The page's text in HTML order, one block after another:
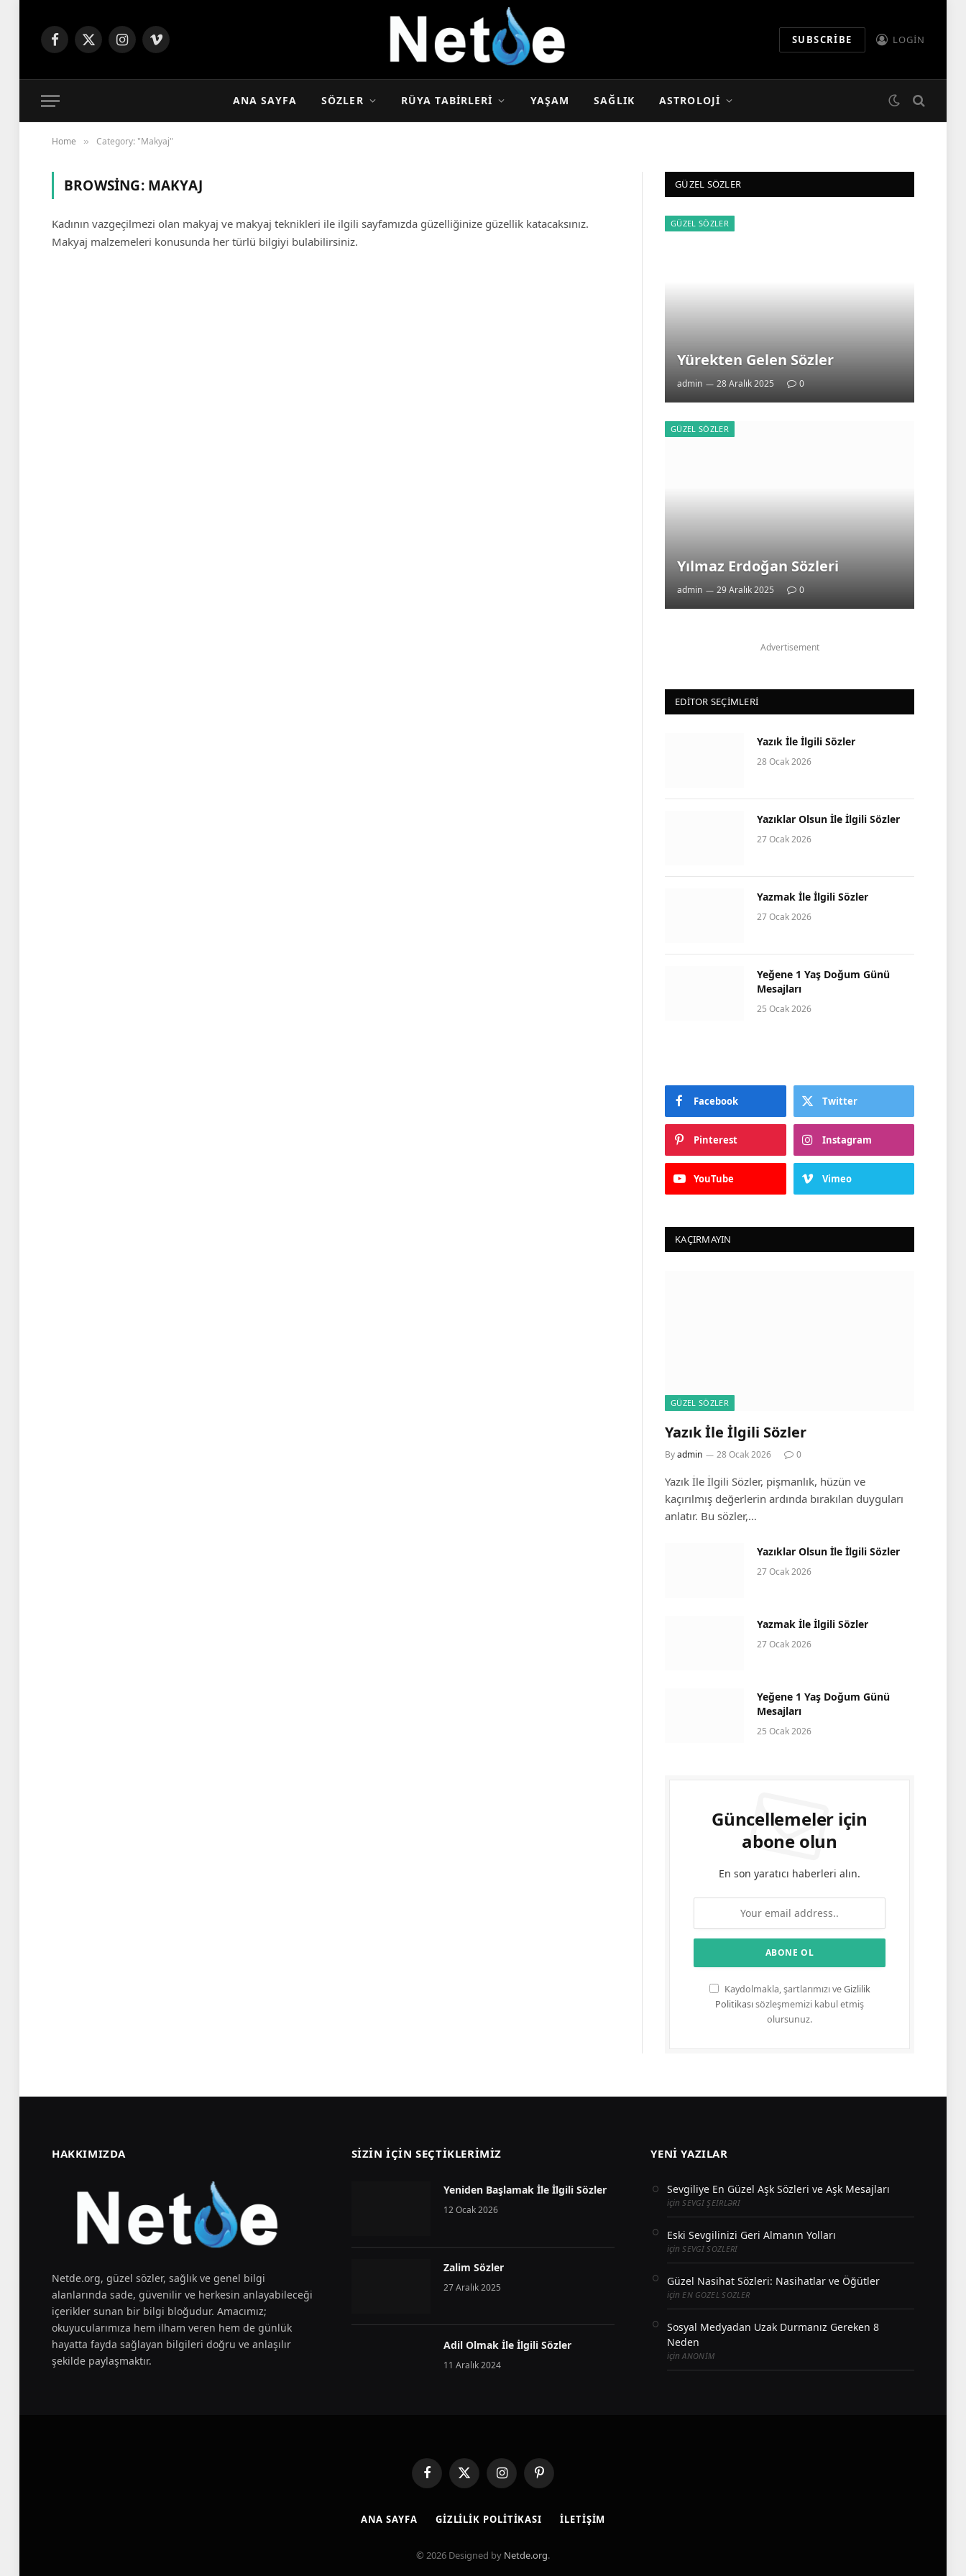
Facebook
X
Instagram
Vimeo SUBSCRIBE LOGIN
ANA SAYFA SÖZLER RÜYA TABIRLERI YAŞAM SAĞLIK ASTROLOJI
Home » Category: "Makyaj"
BROWSING: MAKYAJ
Kadının vazgeçilmezi olan makyaj ve makyaj teknikleri ile ilgili sayfamızda güzelliğinize güzellik katacaksınız.
Makyaj malzemeleri konusunda her türlü bilgiyi bulabilirsiniz.
GÜZEL SÖZLER
GÜZEL SÖZLER
Yürekten Gelen Sözler
admin 28 Aralık 2025 0
GÜZEL SÖZLER
Yılmaz Erdoğan Sözleri
admin 29 Aralık 2025 0
Advertisement
EDITOR SEÇIMLERI
Yazık İle İlgili Sözler
28 Ocak 2026
Yazıklar Olsun İle İlgili Sözler
27 Ocak 2026
Yazmak İle İlgili Sözler
27 Ocak 2026
Yeğene 1 Yaş Doğum Günü
Mesajları
25 Ocak 2026
Facebook Twitter
Pinterest Instagram
YouTube Vimeo
KAÇIRMAYIN
GÜZEL SÖZLER
Yazık İle İlgili Sözler
Byadmin 28 Ocak 2026 0
Yazık İle İlgili Sözler, pişmanlık, hüzün ve
kaçırılmış değerlerin ardında bırakılan duyguları
anlatır. Bu sözler,…
Yazıklar Olsun İle İlgili Sözler
27 Ocak 2026
Yazmak İle İlgili Sözler
27 Ocak 2026
Yeğene 1 Yaş Doğum Günü
Mesajları
25 Ocak 2026
Güncellemeler için
abone olun
En son yaratıcı haberleri alın.
Kaydolmakla, şartlarımızı veGizlilik
Politikasısözleşmemizi kabul etmiş
olursunuz.
HAKKIMIZDA
Netde.org, güzel sözler, sağlık ve genel bilgi
alanlarında sade, güvenilir ve herkesin anlayabileceği
içerikler sunan bir bilgi bloğudur. Amacımız;
okuyucularımıza hem ilham veren hem de günlük
hayatta fayda sağlayan bilgileri doğru ve anlaşılır
şekilde paylaşmaktır.
SIZIN İÇIN SEÇTIKLERIMIZ
Yeniden Başlamak İle İlgili Sözler
12 Ocak 2026
Zalim Sözler
27 Aralık 2025
Adil Olmak İle İlgili Sözler
11 Aralık 2024
YENI YAZILAR
Sevgiliye En Güzel Aşk Sözleri ve Aşk Mesajları
içinSEVGI ŞEIRLƏRI
Eski Sevgilinizi Geri Almanın Yolları
içinSEVGI SOZLERI
Güzel Nasihat Sözleri: Nasihatlar ve Öğütler
içinEN GOZEL SOZLER
Sosyal Medyadan Uzak Durmanız Gereken 8
Neden
içinANONIM
FacebookX
(Twitter)
InstagramPinterest
ANA SAYFA GIZLILIK POLITIKASI İLETIŞIM
© 2026 Designed by Netde.org.